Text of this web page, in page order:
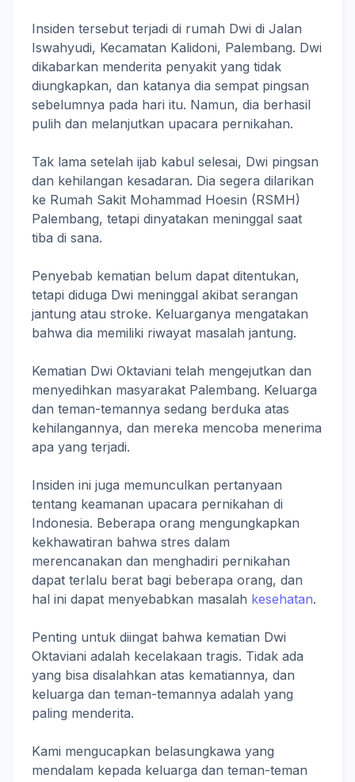
Insiden tersebut terjadi di rumah Dwi di Jalan
Iswahyudi, Kecamatan Kalidoni, Palembang. Dwi
dikabarkan menderita penyakit yang tidak
diungkapkan, dan katanya dia sempat pingsan
sebelumnya pada hari itu. Namun, dia berhasil
pulih dan melanjutkan upacara pernikahan.
Tak lama setelah ijab kabul selesai, Dwi pingsan
dan kehilangan kesadaran. Dia segera dilarikan
ke Rumah Sakit Mohammad Hoesin (RSMH)
Palembang, tetapi dinyatakan meninggal saat
tiba di sana.
Penyebab kematian belum dapat ditentukan,
tetapi diduga Dwi meninggal akibat serangan
jantung atau stroke. Keluarganya mengatakan
bahwa dia memiliki riwayat masalah jantung.
Kematian Dwi Oktaviani telah mengejutkan dan
menyedihkan masyarakat Palembang. Keluarga
dan teman-temannya sedang berduka atas
kehilangannya, dan mereka mencoba menerima
apa yang terjadi.
Insiden ini juga memunculkan pertanyaan
tentang keamanan upacara pernikahan di
Indonesia. Beberapa orang mengungkapkan
kekhawatiran bahwa stres dalam
merencanakan dan menghadiri pernikahan
dapat terlalu berat bagi beberapa orang, dan
hal ini dapat menyebabkan masalah kesehatan.
Penting untuk diingat bahwa kematian Dwi
Oktaviani adalah kecelakaan tragis. Tidak ada
yang bisa disalahkan atas kematiannya, dan
keluarga dan teman-temannya adalah yang
paling menderita.
Kami mengucapkan belasungkawa yang
mendalam kepada keluarga dan teman-teman